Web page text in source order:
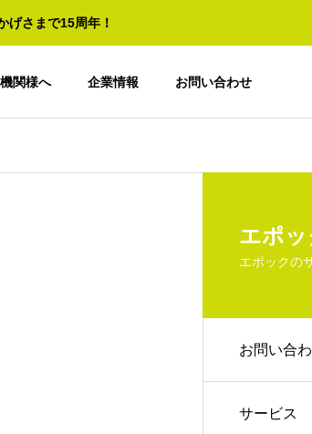
げさまで15周年！
関様へ 企業情報 お問い合わせ
エポッ
エポックの
お問い合
サービス